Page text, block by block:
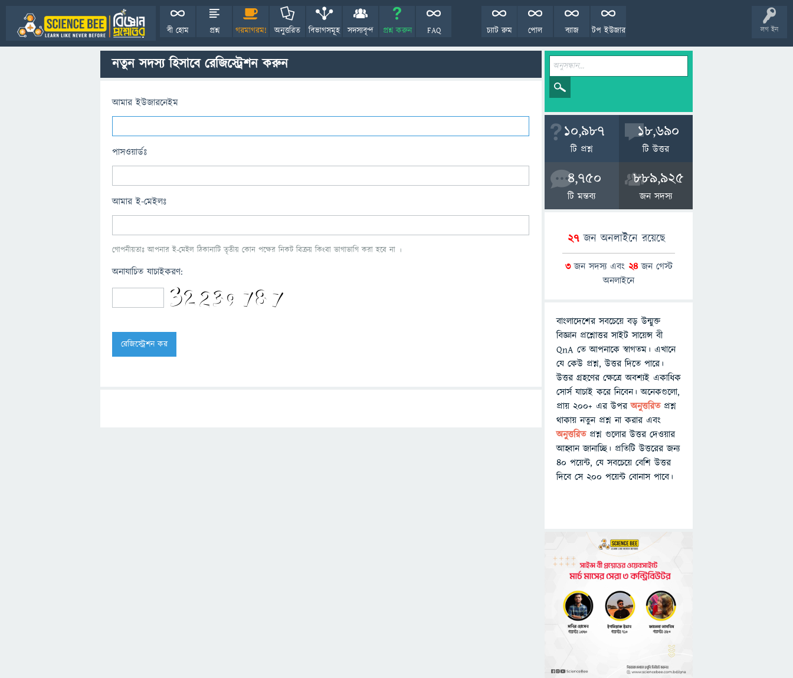
লগ ইন
বী হোম প্রশ্ন গরমাগরম! অনুত্তরিত বিভাগসমূহ সদস্যবৃন্দ প্রশ্ন করুন FAQ টপ ইউজার
ব্যাজ
পোল
চ্যাট রুম
নতুন সদস্য হিসাবে রেজিস্ট্রেশন করুন
আমার ইউজারনেইম
পাসওয়ার্ডঃ
আমার ই-মেইলঃ
গোপনীয়তাঃ আপনার ই-মেইল ঠিকানাটি তৃতীয় কোন পক্ষের নিকট বিক্রয় কিংবা ভাগাভাগি করা হবে না ।
অনাযাচিত যাচাইকরণ:
10,987
টি প্রশ্ন
18,690
টি উত্তর
4,750
টি মন্তব্য
889,925
জন সদস্য
27জন অনলাইনে রয়েছে
3জন সদস্য এবং 24জন গেস্ট
অনলাইনে
বাংলাদেশের সবচেয়ে বড় উন্মুক্ত
বিজ্ঞান প্রশ্নোত্তর সাইট সায়েন্স বী
QnA তে আপনাকে স্বাগতম। এখানে
যে কেউ প্রশ্ন, উত্তর দিতে পারে।
উত্তর গ্রহণের ক্ষেত্রে অবশ্যই একাধিক
সোর্স যাচাই করে নিবেন। অনেকগুলো,
প্রায় ২০০+ এর উপরঅনুত্তরিতপ্রশ্ন
থাকায় নতুন প্রশ্ন না করার এবং
অনুত্তরিত প্রশ্ন গুলোর উত্তর দেওয়ার
আহ্বান জানাচ্ছি। প্রতিটি উত্তরের জন্য
৪০ পয়েন্ট, যে সবচেয়ে বেশি উত্তর
দিবে সে ২০০ পয়েন্ট বোনাস পাবে।